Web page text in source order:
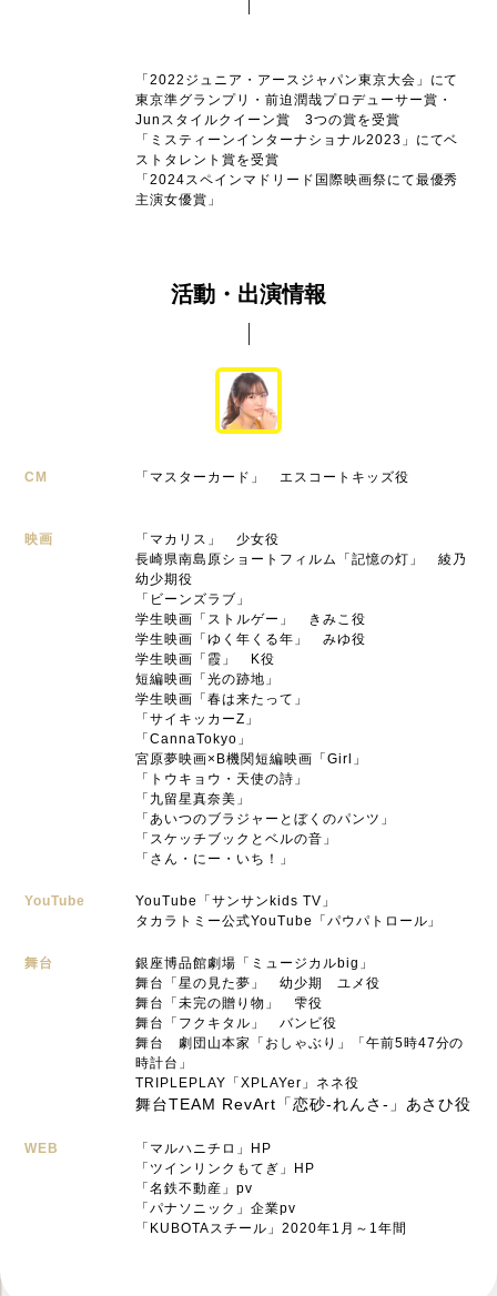
「2022ジュニア・アースジャパン東京大会」にて
東京準グランプリ・前迫潤哉プロデューサー賞・
Junスタイルクイーン賞 3つの賞を受賞
「ミスティーンインターナショナル2023」にてベ
ストタレント賞を受賞
「2024スペインマドリード国際映画祭にて最優秀
主演女優賞」
活動・出演情報
CM 「マスターカード」 エスコートキッズ役
映画
「マカリス」 少女役
長崎県南島原ショートフィルム「記憶の灯」 綾乃
幼少期役
「ビーンズラブ」
学生映画「ストルゲー」 きみこ役
学生映画「ゆく年くる年」 みゆ役
学生映画「霞」 K役
短編映画「光の跡地」
学生映画「春は来たって」
「サイキッカーZ」
「CannaTokyo」
宮原夢映画×B機関短編映画「Girl」
「トウキョウ・天使の詩」
「九留星真奈美」
「あいつのブラジャーとぼくのパンツ」
「スケッチブックとベルの音」
「さん・にー・いち！」
YouTube
YouTube「サンサンkids TV」
タカラトミー公式YouTube「パウパトロール」
舞台
銀座博品館劇場「ミュージカルbig」
舞台「星の見た夢」 幼少期 ユメ役
舞台「未完の贈り物」 雫役
舞台「フクキタル」 バンビ役
舞台 劇団山本家「おしゃぶり」「午前5時47分の
時計台」
TRIPLEPLAY「XPLAYer」ネネ役
舞台TEAM RevArt「恋砂-れんさ-」あさひ役
WEB
「マルハニチロ」HP
「ツインリンクもてぎ」HP
「名鉄不動産」pv
「パナソニック」企業pv
「KUBOTAスチール」2020年1月～1年間